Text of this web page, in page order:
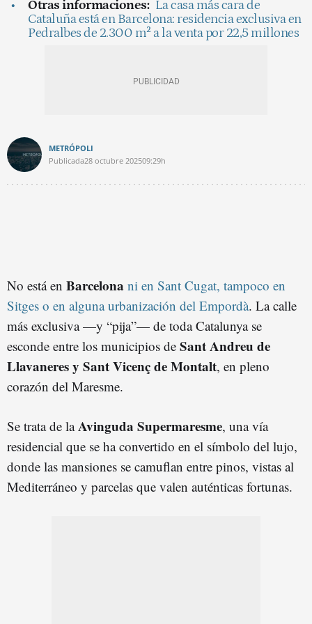
Otras informaciones: La casa más cara de
Cataluña está en Barcelona: residencia exclusiva en
Pedralbes de 2.300 m² a la venta por 22,5 millones
METRÓPOLI
Publicada28 octubre 202509:29h
No está en Barcelona ni en Sant Cugat, tampoco en
Sitges o en alguna urbanización del Empordà. La calle
más exclusiva —y “pija”— de toda Catalunya se
esconde entre los municipios de Sant Andreu de
Llavaneres y Sant Vicenç de Montalt, en pleno
corazón del Maresme.
Se trata de laAvinguda Supermaresme, una vía
residencial que se ha convertido en el símbolo del lujo,
donde las mansiones se camuflan entre pinos, vistas al
Mediterráneo y parcelas que valen auténticas fortunas.